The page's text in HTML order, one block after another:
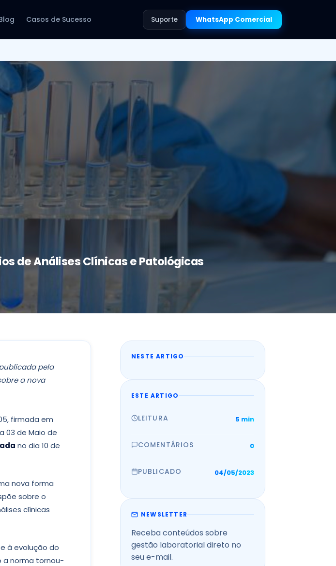
Casos de Sucesso Suporte WhatsApp Comercial
de Análises Clínicas e Patológicas
pela
a nova
firmada em
03 de Maio de
no dia 10 de
nova forma
sobre o
clínicas
à evolução do
a norma tornou-
NESTE ARTIGO
ESTE ARTIGO
LEITURA 5 min
COMENTÁRIOS 0
PUBLICADO 04/05/2023
NEWSLETTER
Receba conteúdos sobre
gestão laboratorial direto no
seu e-mail.